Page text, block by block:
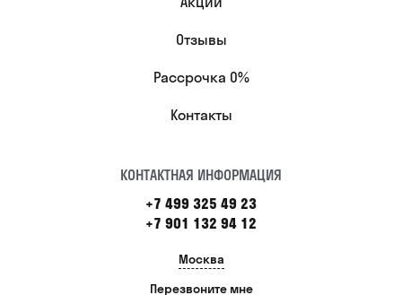
Отзывы
Рассрочка 0%
Контакты
КОНТАКТНАЯ ИНФОРМАЦИЯ
+7 499 325 49 23
+7 901 132 94 12
Москва
Перезвоните мне